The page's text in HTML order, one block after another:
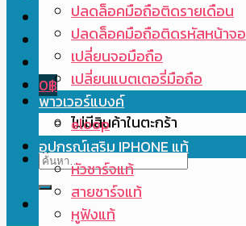
0฿
ไม่มีสินค้าในตะกร้า
ค้นหา:
ปลดล็อคมือถือติดรายเดือน
ปลดล็อคมือถือติดรหัสหน้าจอ
เปลี่ยนจอมือถือ
เปลี่ยนแบตเตอรี่มือถือ
พาวเวอร์แบงค์
eloop
อุปกรณ์เสริม IPHONE แท้
หัวชาร์จแท้
สายชาร์จแท้
หูฟังแท้